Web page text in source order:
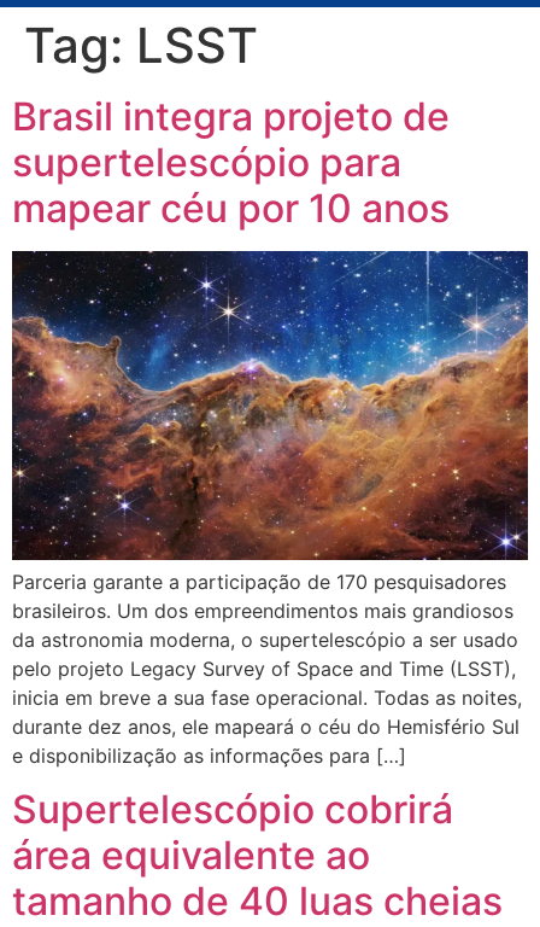
Tag: LSST
Brasil integra projeto de
supertelescópio para
mapear céu por 10 anos
Parceria garante a participação de 170 pesquisadores
brasileiros. Um dos empreendimentos mais grandiosos
da astronomia moderna, o supertelescópio a ser usado
pelo projeto Legacy Survey of Space and Time (LSST),
inicia em breve a sua fase operacional. Todas as noites,
durante dez anos, ele mapeará o céu do Hemisfério Sul
e disponibilização as informações para […]
Supertelescópio cobrirá
área equivalente ao
tamanho de 40 luas cheias